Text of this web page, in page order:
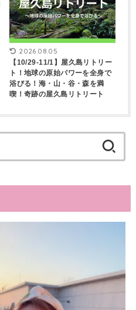
2026.08.05
【10/29-11/1】屋久島リトリー
ト！地球の原始パワーを全身で
浴びる！海・山・谷・森を満
喫！奇跡の屋久島リトリート
索: